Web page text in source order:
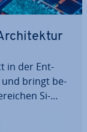
in der Ent­
und bringt be­
Si­
in Armv9